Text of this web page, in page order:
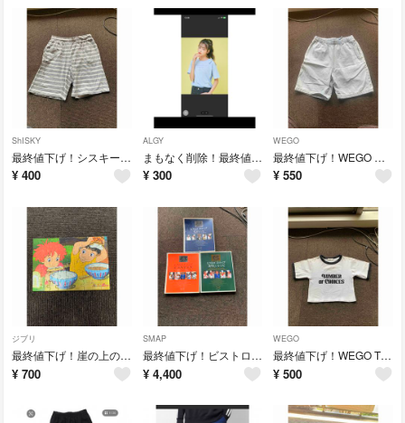
ShISKY
最終値下げ！シスキー 140センチハーフパンツ
¥ 400
ALGY
まもなく削除！最終値下げ！ALGY 130センチ肩リボンTシャツ
¥ 300
WEGO
最終値下げ！WEGO ハーフパンツ
¥ 550
ジブリ
最終値下げ！崖の上のポニョ パズル54ピース
¥ 700
SMAP
最終値下げ！ビストロスマップ 3冊セット
¥ 4,400
WEGO
最終値下げ！WEGO Tシャツ
¥ 500